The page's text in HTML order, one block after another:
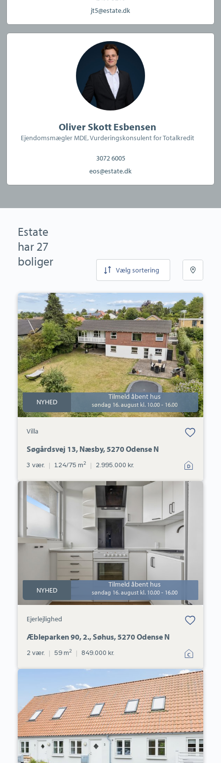
jt5@estate.dk
Oliver Skott Esbensen
Ejendomsmægler MDE, Vurderingskonsulent for Totalkredit
3072 6005
eos@estate.dk
Estate
har 27
boliger
Vælg sortering
Villa:
Søgårdsvej
13,
Næsby,
5270
Odense
N
NYHED
Tilmeld åbent hus
søndag 16. august kl. 10.00 - 16.00
Villa
Bolig er gemt
under dine
Søgårdsvej 13, Næsby, 5270 Odense N
3 vær. | 124/75 m2 | 2.995.000 kr.
Ejerlejlighed:
Æbleparken
Søhus,
5270
Odense
NYHED
Tilmeld åbent hus
søndag 16. august kl. 10.00 - 16.00
Ejerlejlighed
Bolig er gemt
under dine
Æbleparken 90, 2., Søhus, 5270 Odense N
2 vær. | 59 m2 | 849.000 kr.
Søndervænget
Villestofte,
5210
Odense
NV